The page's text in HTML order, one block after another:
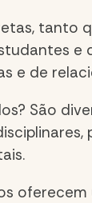
e
e de
São